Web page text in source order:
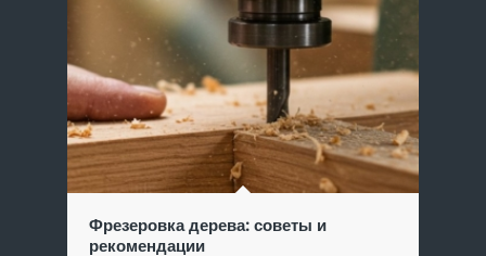
Фрезеровка дерева: советы и
рекомендации